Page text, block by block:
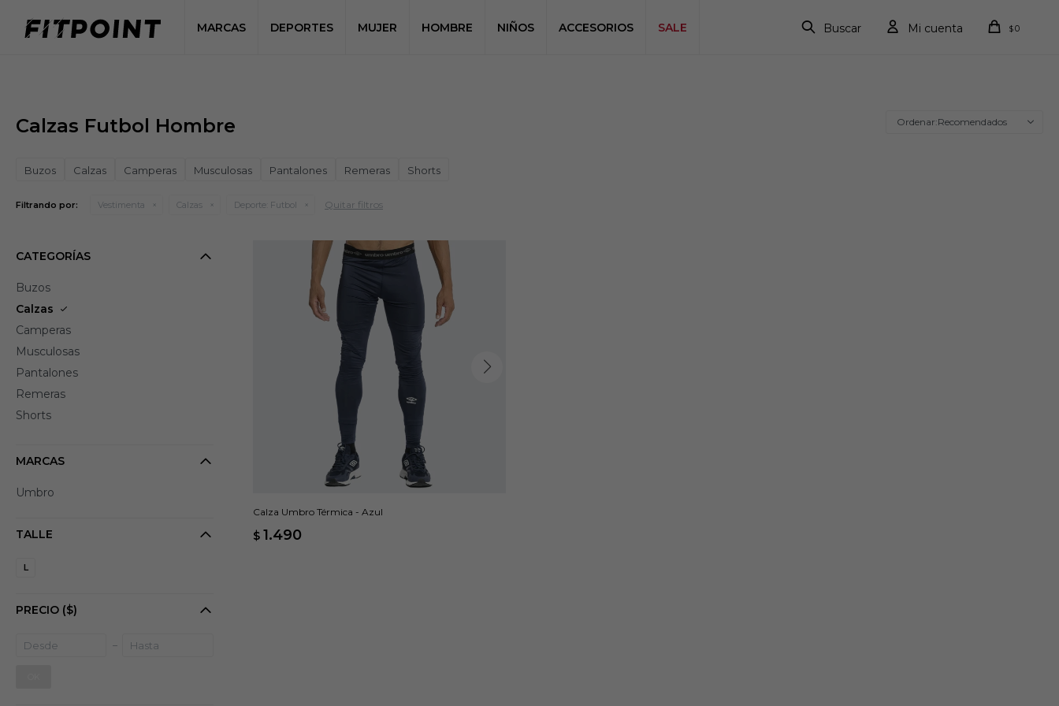
MARCAS DEPORTES MUJER HOMBRE NIÑOS ACCESORIOS SALE $0
Calzas Futbol Hombre Recomendados
Buzos Calzas Camperas Musculosas Pantalones Remeras Shorts
Filtrando por: Vestimenta Calzas Deporte: Futbol Quitar filtros
Calza Umbro Térmica - Azul
$ 1.490
CATEGORÍAS
Buzos
Calzas
Camperas
Musculosas
Pantalones
Remeras
Shorts
MARCAS
Umbro
TALLE
L
PRECIO ($)